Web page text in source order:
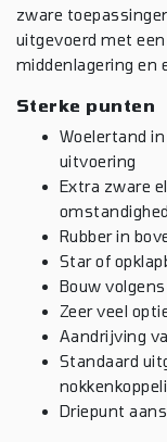
zware
uitgevoerd met
middenlagering en
Sterke punten
Woelertand
uitvoering
Extra zware
Rubber in
Star of
Bouw
Zeer veel
Aandrijving
Standaard
Driepunt